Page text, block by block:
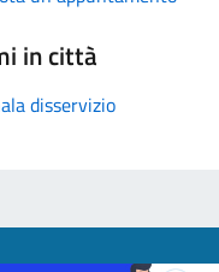
in città
disservizio